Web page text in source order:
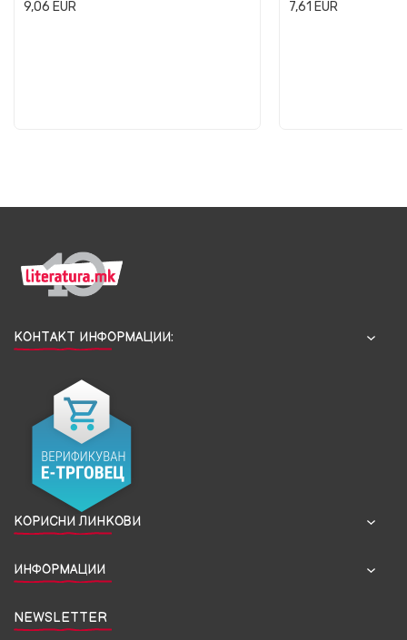
9,06 EUR 7,61 EUR
КОНТАКТ ИНФОРМАЦИИ:
КОРИСНИ ЛИНКОВИ
ИНФОРМАЦИИ
NEWSLETTER